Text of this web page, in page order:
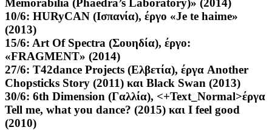
Memorabilia (Phaedra’s Laboratory)» (2014)
10/6: HURyCAN (Ισπανία), έργο «Je te haime»
(2013)
15/6: Art Of Spectra (Σουηδία), έργο:
«FRAGMENT» (2014)
27/6: T42dance Projects (Ελβετία), έργα Another
Chopsticks Story (2011) και Black Swan (2013)
30/6: 6th Dimension (Γαλλία), <+Text_Normal>έργα
Tell me, what you dance? (2015) και I feel good
(2010)